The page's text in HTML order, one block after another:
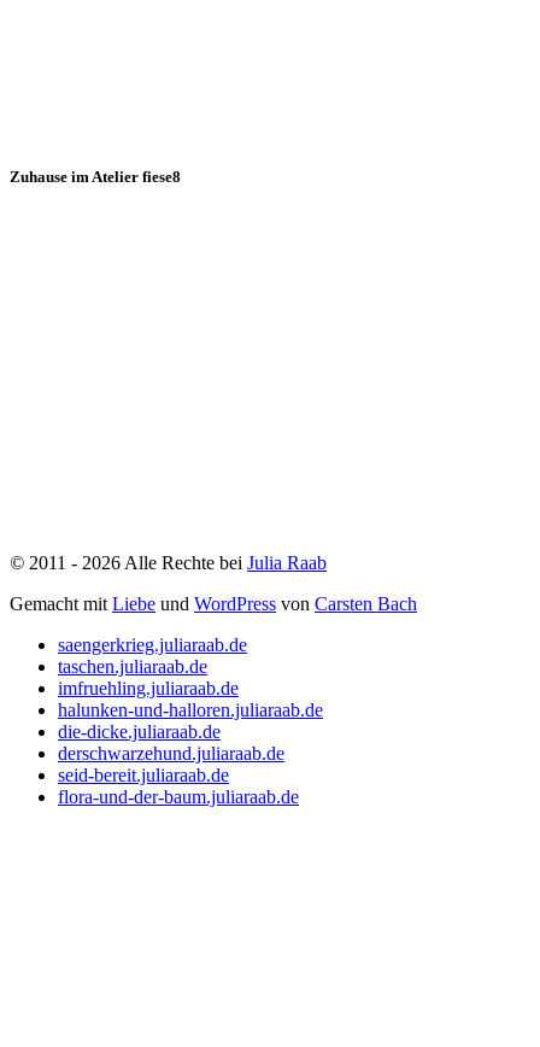
Zuhause im Atelier fiese8
© 2011 - 2026 Alle Rechte bei Julia Raab
Gemacht mit Liebe und WordPress von Carsten Bach
saengerkrieg.juliaraab.de
taschen.juliaraab.de
imfruehling.juliaraab.de
halunken-und-halloren.juliaraab.de
die-dicke.juliaraab.de
derschwarzehund.juliaraab.de
seid-bereit.juliaraab.de
flora-und-der-baum.juliaraab.de